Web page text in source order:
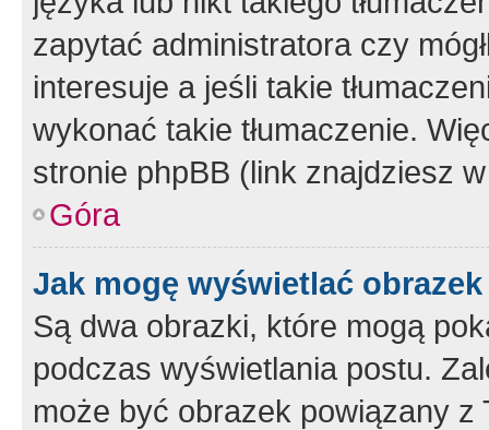
zapytać administratora czy
interesuje a jeśli takie
wykonać takie tłumaczenie.
stronie phpBB (link znajdziesz
Góra
Jak mogę wyświetlać
Są dwa obrazki, które mogą
podczas wyświetlania postu.
może być obrazek powiązany z